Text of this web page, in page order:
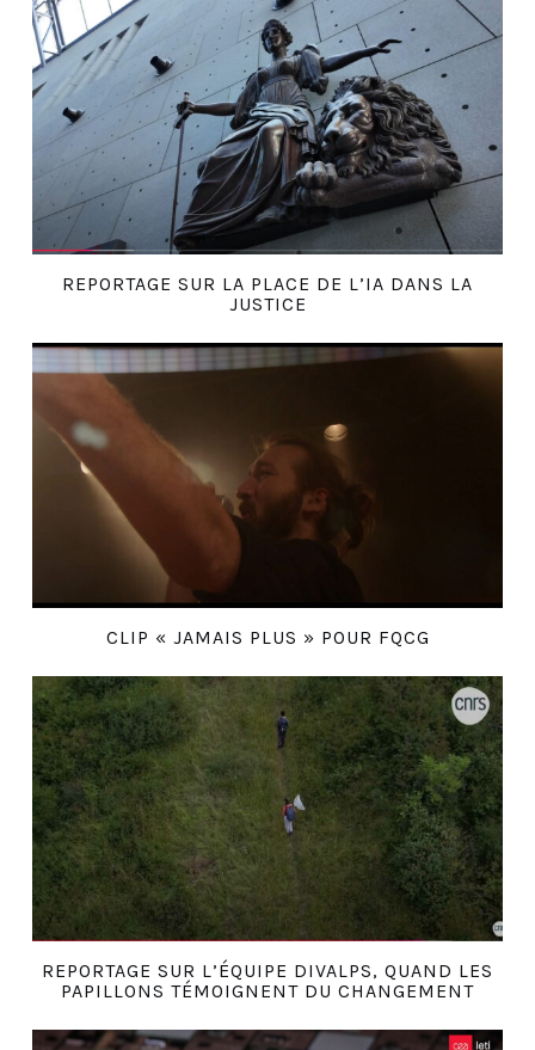
REPORTAGE SUR LA PLACE DE L’IA DANS LA
JUSTICE
CLIP « JAMAIS PLUS » POUR FQCG
REPORTAGE SUR L’ÉQUIPE DIVALPS, QUAND LES
PAPILLONS TÉMOIGNENT DU CHANGEMENT